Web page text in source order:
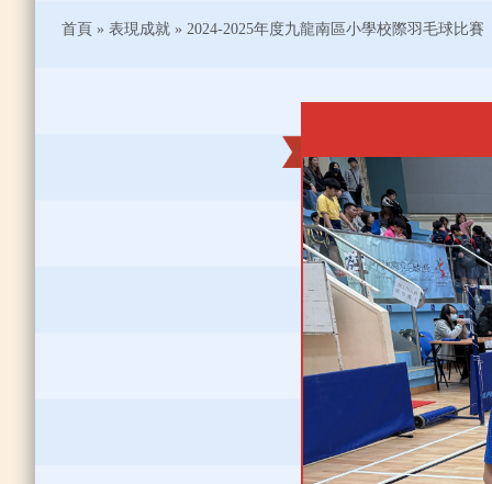
首頁 » 表現成就 » 2024-2025年度九龍南區小學校際羽毛球比賽